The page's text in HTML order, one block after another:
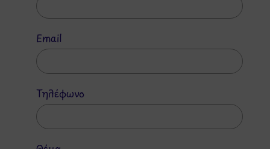
Email
Τηλέφωνο